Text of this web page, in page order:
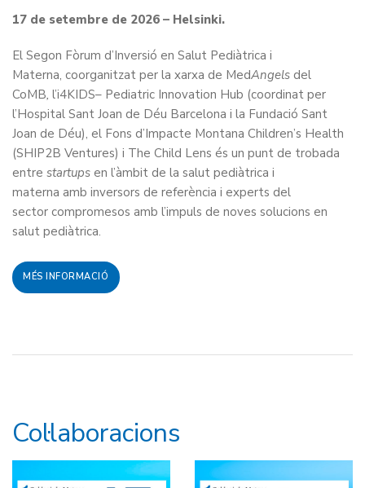
17 de setembre de 2026 – Helsinki.
El Segon Fòrum d’Inversió en Salut Pediàtrica i
Materna, coorganitzat per la xarxa de MedAngels del
CoMB, l’i4KIDS– Pediatric Innovation Hub (coordinat per
l’Hospital Sant Joan de Déu Barcelona i la Fundació Sant
Joan de Déu), el Fons d’Impacte Montana Children’s Health
(SHIP2B Ventures) i The Child Lens és un punt de trobada
entre startups en l’àmbit de la salut pediàtrica i
materna amb inversors de referència i experts del
sector compromesos amb l’impuls de noves solucions en
salut pediàtrica.
MÉS INFORMACIÓ
Col·laboracions